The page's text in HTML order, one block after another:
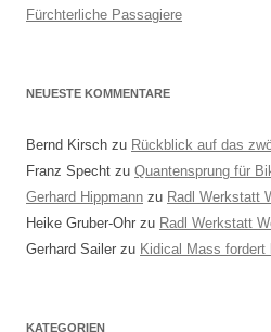
Fürchterliche Passagiere
NEUESTE KOMMENTARE
Bernd Kirsch zu Rückblick auf das
Franz Specht zu Quantensprung für
Gerhard Hippmann zu Radl Werkstatt
Heike Gruber-Ohr zu Radl Werkstatt
Gerhard Sailer zu Kidical Mass
KATEGORIEN